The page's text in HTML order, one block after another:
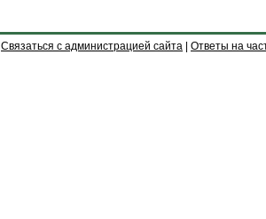
Связаться с администрацией сайта Ответы на